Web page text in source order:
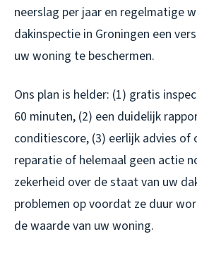
neerslag per jaar en regelmatige
dakinspectie in Groningen een
uw woning te beschermen.
Ons plan is helder: (1) gratis
60 minuten, (2) een duidelijk
conditiescore, (3) eerlijk advies of
reparatie of helemaal geen actie
zekerheid over de staat van uw
problemen op voordat ze duur
de waarde van uw woning.